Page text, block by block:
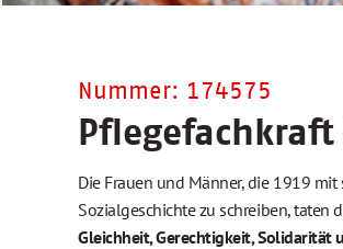
Nummer: 174575
Die Frauen und Männer, die 1919
Sozialgeschichte zu schreiben, taten
Gleichheit, Gerechtigkeit, Solidarität